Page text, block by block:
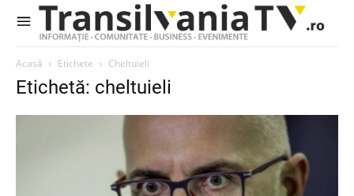
Acasă Etichete Cheltuieli
Etichetă: cheltuieli